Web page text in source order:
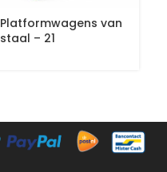
Platformwagens van
staal – 21